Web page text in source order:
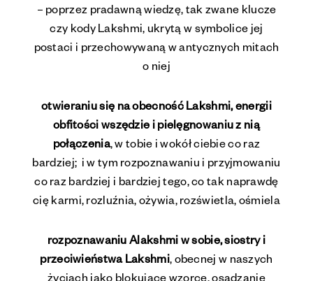
– poprzez pradawną wiedzę, tak zwane klucze
czy kody Lakshmi, ukrytą w symbolice jej
postaci i przechowywaną w antycznych mitach
o niej
otwieraniu się na obecność Lakshmi, energii
obfitości wszędzie i pielęgnowaniu z nią
połączenia, w tobie i wokół ciebie co raz
bardziej; i w tym rozpoznawaniu i przyjmowaniu
co raz bardziej i bardziej tego, co tak naprawdę
cię karmi, rozluźnia, ożywia, rozświetla, ośmiela
rozpoznawaniu Alakshmi w sobie, siostry i
przeciwieństwa Lakshmi, obecnej w naszych